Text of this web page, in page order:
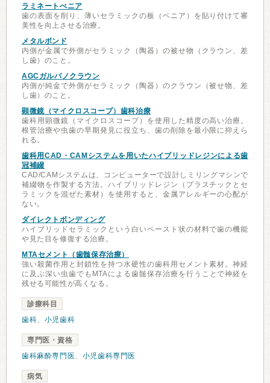
ラミネートべニア
歯の表面を削り、薄いセラミックの板（ベニア）を貼り付けて審
美性を向上させる治療。
メタルボンド
内側が金属で外側がセラミック（陶器）の被せ物（クラウン、差
し歯）のこと。
AGCガルバノクラウン
内側が純金で外側がセラミック（陶器）のクラウン（被せ物、差
し歯）のこと。
顕微鏡（マイクロスコープ）歯科治療
歯科用顕微鏡（マイクロスコープ）を使用した精度の高い治療。
根管治療や虫歯の早期発見に役立ち、歯の削除を最小限に抑えら
れる。
歯科用CAD・CAMシステムを用いたハイブリッドレジンによる歯
冠補綴
CAD/CAMシステムは、コンピューターで設計しミリングマシンで
補綴物を作製する方法。ハイブリッドレジン（プラスチックとセ
ラミックを混ぜた素材）を使用すると、金属アレルギーの心配が
ない。
ダイレクトボンディング
ハイブリッドセラミックという白いペースト状の材料で歯の機能
や見た目を修復する治療。
MTAセメント（歯髄保存治療）
強い殺菌作用と封鎖性を持つ水硬性の歯科用セメント素材。神経
に及ぶ深い虫歯でもMTAによる歯髄保存治療を行うことで神経を
残せる可能性が高くなる。
診療科目
歯科、 小児歯科
専門医・資格
歯科麻酔専門医、 小児歯科専門医
病気